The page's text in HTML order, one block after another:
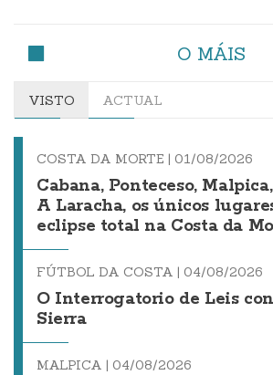
O MÁIS
VISTO ACTUAL
COSTA DA MORTE | 01/08/2026
Cabana, Ponteceso,
A Laracha, os únicos
eclipse total na Costa da
FÚTBOL DA COSTA | 04/08/2026
O Interrogatorio de Leis
Sierra
MALPICA | 04/08/2026